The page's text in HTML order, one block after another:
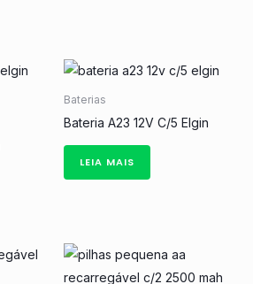
Baterias
Bateria A23 12V C/5 Elgin
LEIA MAIS